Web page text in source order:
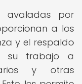
avaladas por
a los
y el respaldo
su trabajo a
y otras